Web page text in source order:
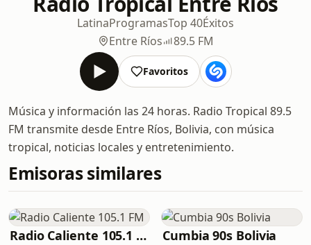
LatinaProgramasTop 40Éxitos
Entre Ríos
89.5 FM
Favoritos
Música y información las 24 horas. Radio Tropical 89.5
FM transmite desde Entre Ríos, Bolivia, con música
tropical, noticias locales y entretenimiento.
Emisoras similares
Radio Caliente 105.1 FM Cumbia 90s Bolivia